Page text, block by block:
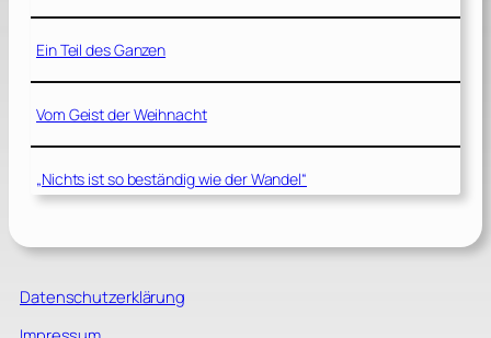
Ein Teil des Ganzen
Vom Geist der Weihnacht
„Nichts ist so beständig wie der Wandel“
Datenschutzerklärung